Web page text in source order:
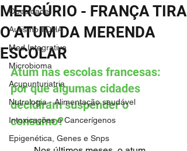
Obesidade
Autismo TDHA
Med Integrativa
Microbioma
Acupunturiatria
Nutrologia - Alimentação saudável
Intoxicações e Cancerígenos
Epigenética, Genes e Snps
MERCÚRIO - FRANÇA TIRA
O ATUM DA MERENDA
ESCOLAR
Atum nas escolas francesas:
por que algumas cidades
decidiram suspender o
consumo?